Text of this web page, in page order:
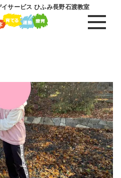
サービス ひふみ長野石渡教室